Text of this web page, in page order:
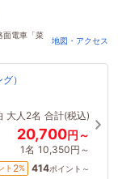
面電車「菜
地図・アクセス
）
大人2名 合計(税込)
20,700円～
1名 10,350円～
ト 2% 414ポイント～